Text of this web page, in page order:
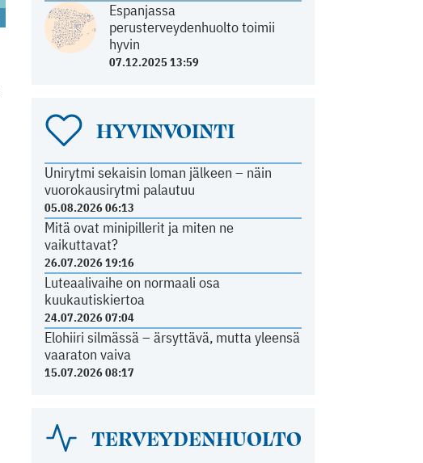
Espanjassa
perusterveydenhuolto toimii
hyvin
07.12.2025 13:59
HYVINVOINTI
Unirytmi sekaisin loman jälkeen – näin
vuorokausirytmi palautuu
05.08.2026 06:13
Mitä ovat minipillerit ja miten ne
vaikuttavat?
26.07.2026 19:16
Luteaalivaihe on normaali osa
kuukautiskiertoa
24.07.2026 07:04
Elohiiri silmässä – ärsyttävä, mutta yleensä
vaaraton vaiva
15.07.2026 08:17
TERVEYDENHUOLTO